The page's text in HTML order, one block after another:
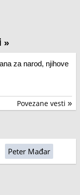
»
za narod, njihove
Povezane vesti »
Peter Mađar